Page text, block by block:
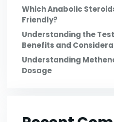
Which Anabolic
Friendly?
Understanding the Test
Benefits and
Understanding
Dosage